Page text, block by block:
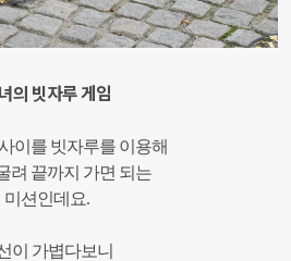
의 빗자루 게임
이를 빗자루를 이용해
려 끝까지 가면 되는
미션인데요.
이 가볍다보니